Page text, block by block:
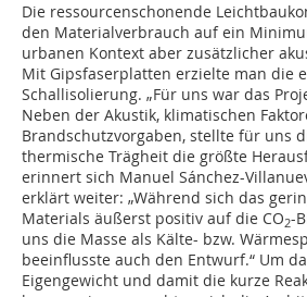
Die ressourcenschonende
den Materialverbrauch auf ein
urbanen Kontext aber zusätzlicher
Mit Gipsfaserplatten erzielte man die
Schallisolierung. „Für uns war das
Neben der Akustik, klimatischen
Brandschutzvorgaben, stellte für uns
thermische Trägheit die größte
erinnert sich Manuel Sánchez-
erklärt weiter: „Während sich das
Materials äußerst positiv auf die CO2-
uns die Masse als Kälte- bzw.
beeinflusste auch den Entwurf.“ Um
Eigengewicht und damit die kurze